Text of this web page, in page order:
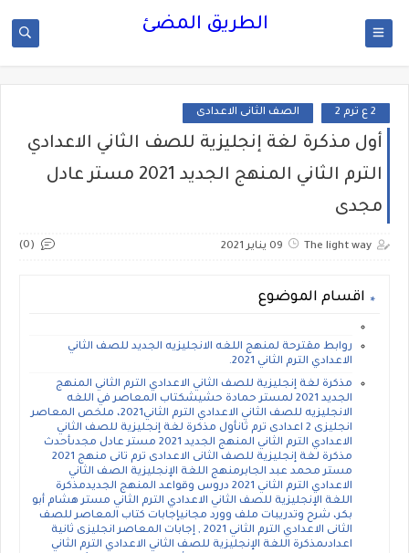
الطريق المضئ
2 ع ترم 2 الصف الثانى الاعدادى
أول مذكرة لغة إنجليزية للصف الثاني الاعدادي
الترم الثاني المنهج الجديد 2021 مستر عادل
مجدى
The light way 09 يناير 2021 (0)
اقسام الموضوع
روابط مقترحة لمنهج اللغه الانجليزيه الجديد للصف الثاني
الاعدادي الترم الثاني 2021.
مذكرة لغة إنجليزية للصف الثاني الاعدادي الترم الثاني المنهج
الجديد 2021 لمستر حمادة حشيشكتاب المعاصر في اللغه
الانجليزيه للصف الثاني الاعدادي الترم الثاني2021، ملخص المعاصر
انجليزى 2 اعدادى ترم ثانأول مذكرة لغة إنجليزية للصف الثاني
الاعدادي الترم الثاني المنهج الجديد 2021 مستر عادل مجدىأحدث
مذكرة لغة إنجليزية للصف الثانى الاعدادى ترم تانى منهج 2021
مستر محمد عبد الجابرمنهج اللغة الإنجليزية الصف الثاني
الاعدادي الترم الثاني 2021 دروس وقواعد المنهج الجديدمذكرة
اللغة الإنجليزية للصف الثاني الاعدادي الترم الثاني مستر هشام أبو
بكر، شرح وتدريبات ملف وورد مجانيإجابات كتاب المعاصر للصف
الثانى الاعدادي الترم الثاني 2021 , إجابات المعاصر انجليزى ثانية
اعدادىمذكرة اللغة الإنجليزية للصف الثاني الاعدادي الترم الثاني